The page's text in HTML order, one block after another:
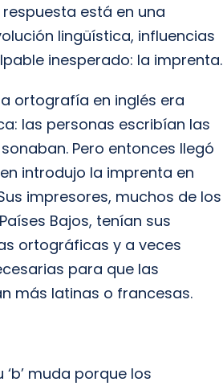
respuesta está en una
lingüística, influencias
inesperado: la imprenta.
ortografía en inglés era
las personas escribían las
Pero entonces llegó
introdujo la imprenta en
impresores, muchos de los
Bajos, tenían sus
ortográficas y a veces
para que las
más latinas o francesas.
muda porque los